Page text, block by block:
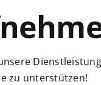
zu unterstützen!